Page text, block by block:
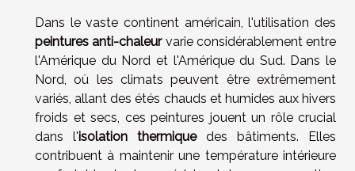
Dans le vaste continent américain, l'utilisation des
peintures anti-chaleurvarie considérablement entre
l'Amérique du Nord et l'Amérique du Sud. Dans le
Nord, où les climats peuvent être extrêmement
variés, allant des étés chauds et humides aux hivers
froids et secs, ces peintures jouent un rôle crucial
dans l'isolation thermiquedes bâtiments. Elles
contribuent à maintenir une température intérieure